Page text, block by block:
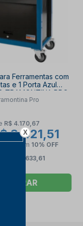
Ferramentas com
e 1 Porta Azul
TRAMONTINA PRO
Pro
R$ 4.170,67
3.421,51
com 10% OFF
R$ 633,61
COMPRAR
X